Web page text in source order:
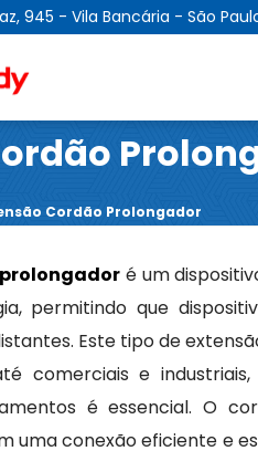
945 - Vila Bancária - São
Cordão Prolongador
é um
permitindo que
Este tipo de
comerciais e
é essencial. O
uma conexão eficiente e